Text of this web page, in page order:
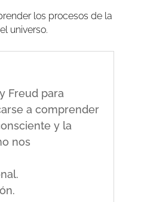
los procesos de la
universo.
Freud para
a comprender
y la
nos